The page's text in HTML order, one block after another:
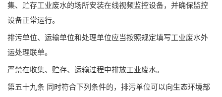
集、贮存工业废水的场所安装在线视频监控设备，并确保监控
设备正常运行。
排污单位、运输单位和处理单位应当按照规定填写工业废水外
运处理联单。
严禁在收集、贮存、运输过程中排放工业废水。
第五十九条 同时符合下列条件的，排污单位可以向生态环境部